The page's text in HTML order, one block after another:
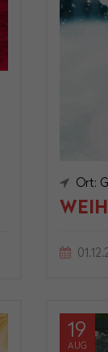
Ort:
19
AUG